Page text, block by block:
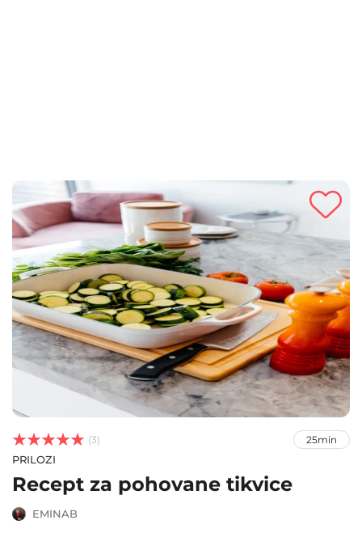


 (3) 25min
PRILOZI
Recept za pohovane tikvice
EMINAB